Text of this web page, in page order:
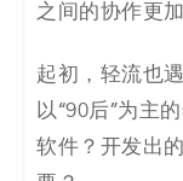
解
决
方
之间的协作更加
起初，轻流也
以“90后”为主
软件？开发出